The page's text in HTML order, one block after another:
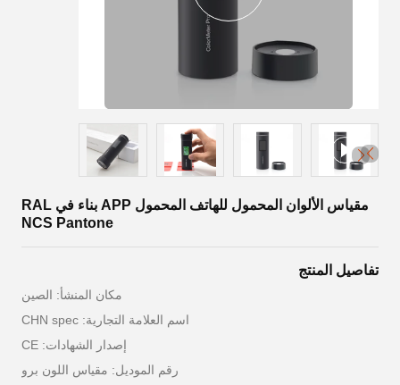
مقياس الألوان المحمول للهاتف المحمول APP بناء في RAL
NCS Pantone
تفاصيل المنتج
مكان المنشأ: الصين
اسم العلامة التجارية: CHN spec
إصدار الشهادات: CE
رقم الموديل: مقياس اللون برو